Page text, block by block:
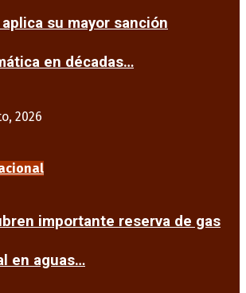
su mayor sanción
en décadas…
2026
importante reserva de gas
en aguas…